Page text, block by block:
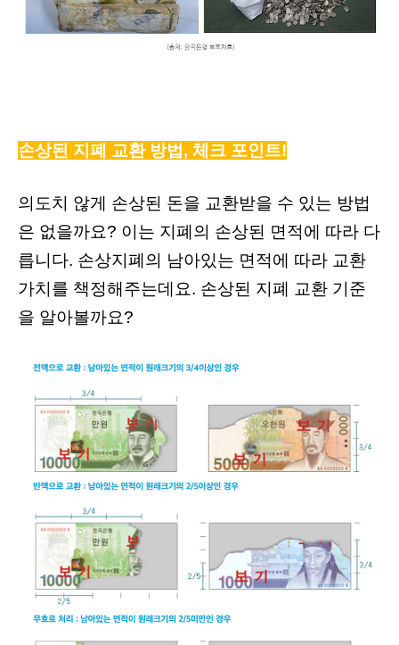
손상된 지폐 교환 방법, 체크 포인트!
의도치 않게 손상된 돈을 교환받을 수 있는 방법
은 없을까요? 이는 지폐의 손상된 면적에 따라 다
릅니다. 손상지폐의 남아있는 면적에 따라 교환
가치를 책정해주는데요. 손상된 지폐 교환 기준
을 알아볼까요?